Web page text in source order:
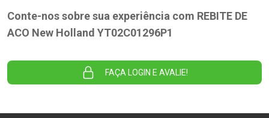
Conte-nos sobre sua experiência com REBITE DE
ACO New Holland YT02C01296P1
FAÇA LOGIN E AVALIE!